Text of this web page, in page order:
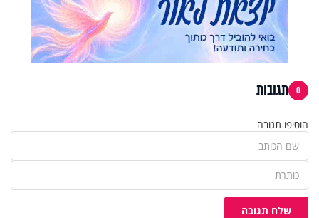
0 תגובות
הוסיפו תגובה
שלח תגובה